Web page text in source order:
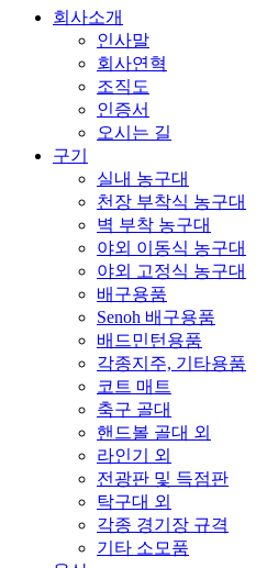
회사소개
인사말
회사연혁
조직도
인증서
오시는 길
구기
실내 농구대
천장 부착식 농구대
벽 부착 농구대
야외 이동식 농구대
야외 고정식 농구대
배구용품
Senoh 배구용품
배드민턴용품
각종지주, 기타용품
코트 매트
축구 골대
핸드볼 골대 외
라인기 외
전광판 및 득점판
탁구대 외
각종 경기장 규격
기타 소모품